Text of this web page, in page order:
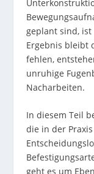
geplant sind,
Ergebnis bleibt
fehlen,
unruhige
Nacharbeiten.
In diesem Teil
die in der
geht es um